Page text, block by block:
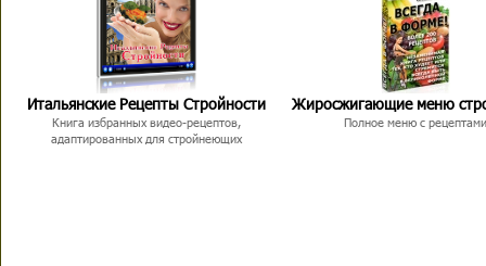
Итальянские Рецепты Стройности
Книга избранных видео-рецептов,
адаптированных для стройнеющих
Жиросжигающие меню
Полное меню с рецептами